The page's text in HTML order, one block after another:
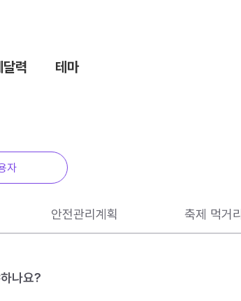
력 테마
자
안전관리계획 축제 먹거리
나요?